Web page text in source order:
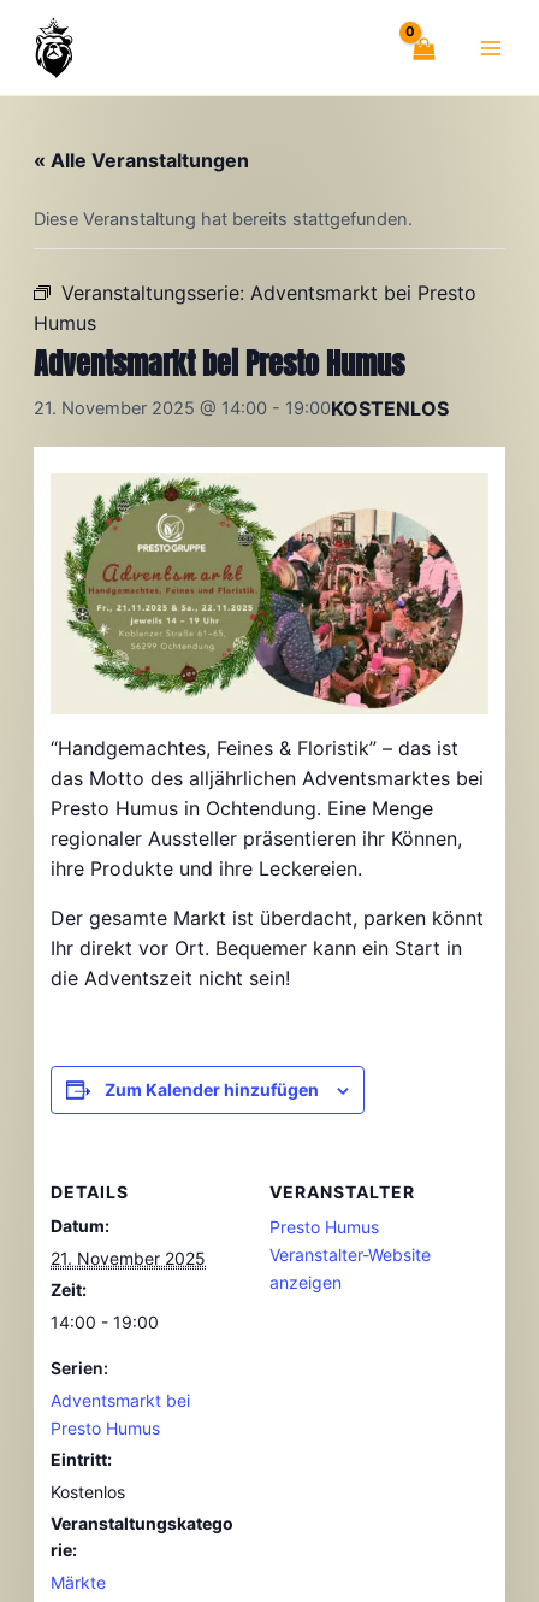
Inhalt
springen
« Alle Veranstaltungen
Diese Veranstaltung hat bereits stattgefunden.
Veranstaltungsserie: Adventsmarkt bei Presto
Humus
Adventsmarkt bei Presto Humus
21. November 2025 @ 14:00- 19:00KOSTENLOS
“Handgemachtes, Feines & Floristik” – das ist
das Motto des alljährlichen Adventsmarktes bei
Presto Humus in Ochtendung. Eine Menge
regionaler Aussteller präsentieren ihr Können,
ihre Produkte und ihre Leckereien.
Der gesamte Markt ist überdacht, parken könnt
Ihr direkt vor Ort. Bequemer kann ein Start in
die Adventszeit nicht sein!
Zum Kalender hinzufügen
DETAILS
Datum:
21. November 2025
Zeit:
14:00 - 19:00
Serien:
Adventsmarkt bei
Presto Humus
Eintritt:
Kostenlos
Veranstaltungskatego
rie:
Märkte
VERANSTALTER
Presto Humus
Veranstalter-Website
anzeigen